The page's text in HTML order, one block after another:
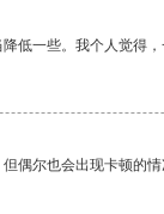
低一些。我个人觉得
偶尔也会出现卡顿的情